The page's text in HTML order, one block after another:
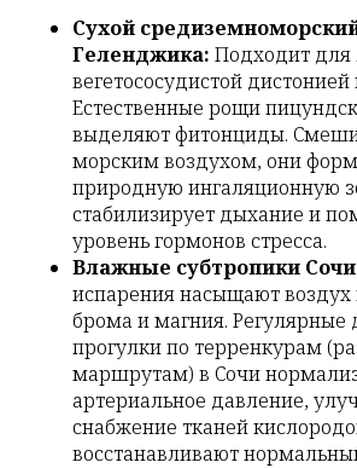
Сухой
Геленджика: Подходит
вегетососудистой
Естественные рощи
выделяют фитонциды.
морским воздухом, они
природную ингаляционную
стабилизирует дыхание и
уровень гормонов стресса.
Влажные субтропики
испарения насыщают
брома и магния. Регулярные
прогулки по терренкурам
маршрутам) в Сочи
артериальное давление,
снабжение тканей
восстанавливают